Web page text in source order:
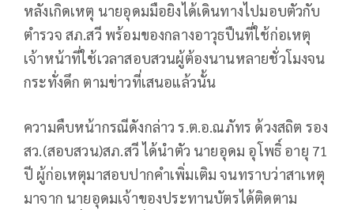
หลังเกิดเหตุ นายอุดมมือยิงได้เดินทางไปมอบตัวกับ
ตำรวจ สภ.สวี พร้อมของกลางอาวุธปืนที่ใช้ก่อเหตุ
เจ้าหน้าที่ใช้เวลาสอบสวนผู้ต้องนานหลายชั่วโมงจน
กระทั่งดึก ตามข่าวที่เสนอแล้วนั้น
ความคืบหน้ากรณีดังกล่าว ร.ต.อ.ณภัทร ด้วงสถิต รอง
สว.(สอบสวน)สภ.สวี ได้นำตัว นายอุดม อุโพธิ์ อายุ 71
ปี ผู้ก่อเหตุมาสอบปากคำเพิ่มเติม จนทราบว่าสาเหตุ
มาจาก นายอุดมเจ้าของประทานบัตรได้ติดตาม